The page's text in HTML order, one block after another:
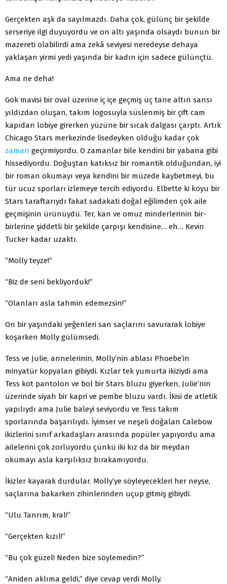
Gerçekten aşk da sayılmazdı. Daha çok, gülünç bir şekilde
ser­seriye ilgi duyuyordu ve on altı yaşında olsaydı bunun bir
mazereti olabilirdi ama zekâ seviyesi neredeyse dehaya
yaklaşan yirmi yedi yaşında bir kadın için sadece gülünçtü.
Ama ne deha!
Gök mavisi bir oval üzerine iç içe geçmiş üç tane altın sansı
yıldızdan oluşan, takım logosuyla süslenmiş bir çift cam
kapıdan lobiye girerken yüzüne bir sıcak dalgası çarptı. Artık
Chicago Stars merkezinde lisedeyken olduğu kadar çok
zaman geçirmiyordu. O za­manlar bile kendini bir yabana gibi
hissediyordu. Doğuştan katıksız bir romantik olduğundan, iyi
bir roman okumayı veya kendini bir müzede kaybetmeyi, bu
tür ucuz sporları izlemeye tercih ediyordu. Elbette ki koyu bir
Stars taraftarıydı fakat sadakati doğal eğilimden çok aile
geçmişinin ürünüydü. Ter, kan ve omuz minderlerinin bir­
birlerine şiddetli bir şekilde çarpışı kendisine… eh… Kevin
Tucker kadar uzaktı.
“Molly teyze!”
“Biz de seni bekliyorduk!”
“Olanları asla tahmin edemezsin!”
On bir yaşındaki yeğenleri san saçlarını savurarak lobiye
koşar­ken Molly gülümsedi.
Tess ve Julie, annelerinin, Molly’nin ablası Phoebe’in
minyatür kopyalan gibiydi. Kızlar tek yumurta ikiziydi ama
Tess kot pantolon ve bol bir Stars bluzu giyerken, Julie’nin
üzerinde siyah bir kapri ve pembe bluzu vardı. İkisi de atletik
yapılıydı ama Julie baleyi sevi­yordu ve Tess takım
sporlarında başarılıydı. İyimser ve neşeli doğalan Calebow
ikizlerini sınıf arkadaşları arasında popüler yapıyordu ama
ailelerini çok zorluyordu çünkü iki kız da bir meydan
okumayı asla karşılıksız bırakamıyordu.
İkizler kayarak durdular. Molly’ye söyleyecekleri her neyse,
saçlarına bakarken zihinlerinden uçup gitmiş gibiydi.
“Ulu Tanrım, kral!”
“Gerçekten kızıl!”
“Bu çok güzel! Neden bize söylemedin?”
“Aniden aklıma geldi,” diye cevap verdi Molly.